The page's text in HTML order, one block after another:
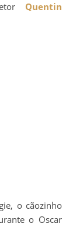
Quentin
o cãozinho
o Oscar